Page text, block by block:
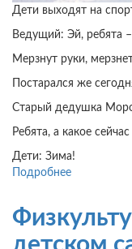
Дети выходят на
Ведущий: Эй, ребята
Мерзнут руки,
Постарался же
Старый дедушка
Ребята, а какое
Дети: Зима!
Подробнее
в
детском